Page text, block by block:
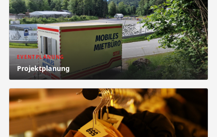
EVENTPLANUNG
Projektplanung